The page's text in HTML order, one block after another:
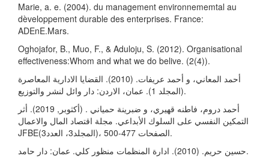
Marie, a. e. (2004). du management environnememtal au
dèveloppement durable des enterprises. France:
ADEnE.Mars.
Oghojafor, B., Muo, F., & Aduloju, S. (2012). Organisational
effectiveness:Whom and what we do belive. (2(4)).
أحمد المعاني، و أحمد عريفات. (2010). القضايا الادارية المعاصرة
(المجلد 1). عمان، الاردن: دار وائل لنشر والتوزيع.
أحمد دروم، فاطنه قهيري، و ضبرينة حمياني . (أكثوبر, 2019). أثر
التمكين النفسي على السلوك الأبداعي. مجلة اقتصاد المال والاعمال
JFBE(المجلد3، العدد3)، الصفحات 477-500.
حسين حريم. (2010). ادارة المنظمات منظور كلي. عمان: دار حامد.